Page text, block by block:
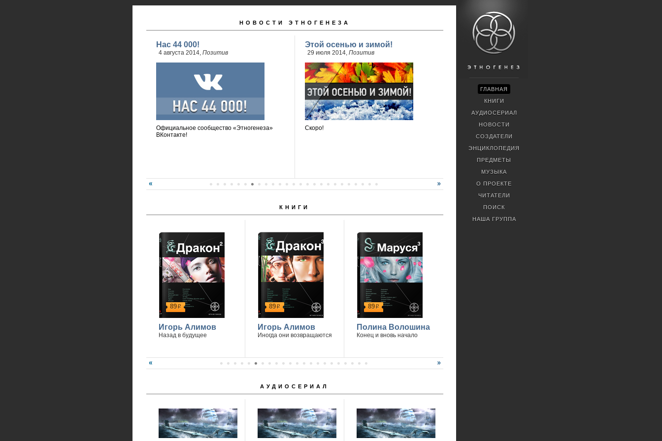
НОВОСТИ ЭТНОГЕНЕЗА
Нас 44 000!
4 августа 2014, Позитив
Официальное сообщество «Этногенеза»
ВКонтакте!
Этой осенью и зимой!
29 июля 2014, Позитив
Скоро!
КНИГИ
89р
Игорь Алимов
Назад в будущее
89р
Игорь Алимов
Иногда они возвращаются
89р
Полина Волошина
Конец и вновь начало
АУДИОСЕРИАЛ
ГЛАВНАЯ
КНИГИ
АУДИОСЕРИАЛ
НОВОСТИ
СОЗДАТЕЛИ
ЭНЦИКЛОПЕДИЯ
ПРЕДМЕТЫ
МУЗЫКА
О ПРОЕКТЕ
ЧИТАТЕЛИ
ПОИСК
НАША ГРУППА